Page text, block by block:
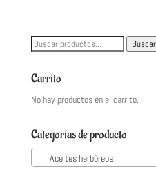
Buscar
Buscar
Carrito
No hay productos en el carrito.
Categorías de producto
Aceites herbóreos